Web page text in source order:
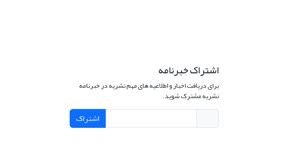
اشتراک خبرنامه
برای دریافت اخبار و اطلاعیه های مهم نشریه در خبرنامه
نشریه مشترک شوید.
اشتراک